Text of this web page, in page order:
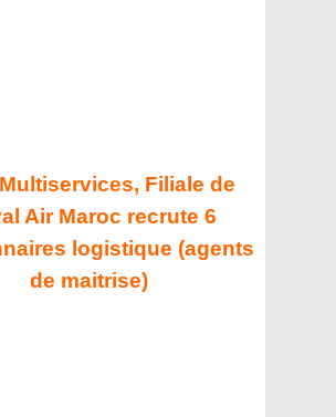
Filiale de
Air Maroc recrute 6
logistique (agents
de maitrise)